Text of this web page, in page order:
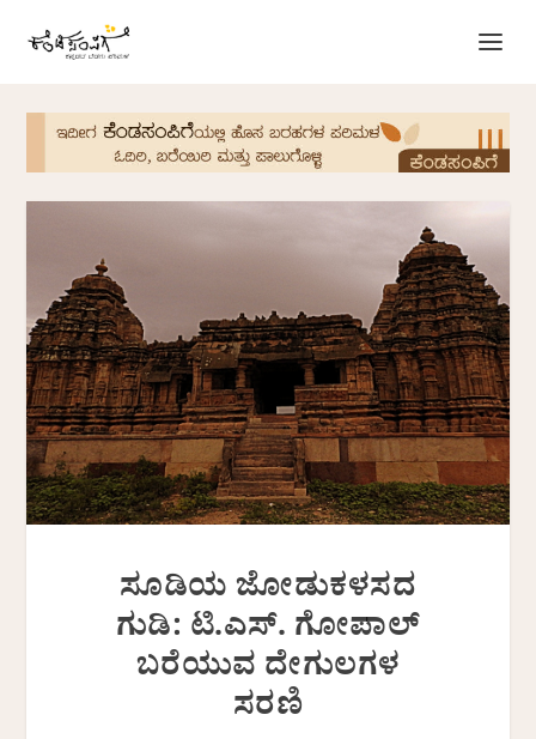
ಸೂಡಿಯ ಜೋಡುಕಳಸದ
ಗುಡಿ: ಟಿ.ಎಸ್. ಗೋಪಾಲ್
ಬರೆಯುವ ದೇಗುಲಗಳ
ಸರಣಿ